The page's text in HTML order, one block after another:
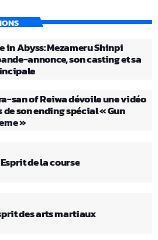
in Abyss: Mezameru Shinpi
annonce, son casting et sa
san of Reiwa dévoile une vidéo
son ending spécial « Gun
»
de la course
des arts martiaux